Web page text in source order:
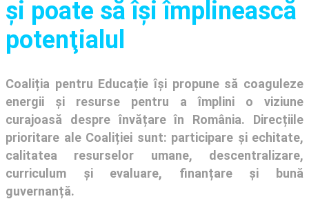
și poate să își împlinească
potenţialul
Coaliția pentru Educație își propune să coaguleze
energii și resurse pentru a împlini o viziune
curajoasă despre învățare în România. Direcțiile
prioritare ale Coaliției sunt: participare și echitate,
calitatea resurselor umane, descentralizare,
curriculum și evaluare, finanțare și bună
guvernanță.